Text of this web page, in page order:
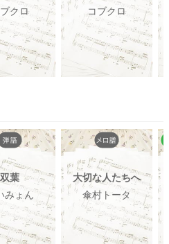
クロ
コブクロ
双葉
みょん
大切な人たちへ
傘村トータ